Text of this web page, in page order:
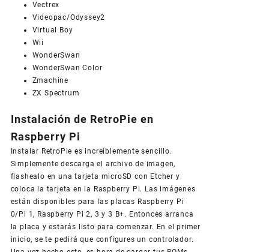
Vectrex
Videopac/Odyssey2
Virtual Boy
Wii
WonderSwan
WonderSwan Color
Zmachine
ZX Spectrum
Instalación de RetroPie en
Raspberry Pi
Instalar RetroPie es increíblemente sencillo.
Simplemente descarga el archivo de imagen,
flashealo en una tarjeta microSD con Etcher y
coloca la tarjeta en la Raspberry Pi. Las imágenes
están disponibles para las placas Raspberry Pi
0/Pi 1, Raspberry Pi 2, 3 y 3 B+. Entonces arranca
la placa y estarás listo para comenzar. En el primer
inicio, se te pedirá que configures un controlador.